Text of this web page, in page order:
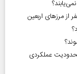
میلیون نفر با محدودیت عملکردی